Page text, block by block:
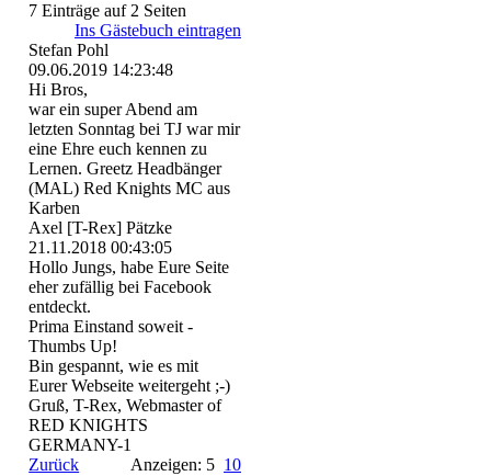
7 Einträge auf 2 Seiten
Ins Gästebuch eintragen
Stefan Pohl
09.06.2019 14:23:48
Hi Bros,
war ein super Abend am
letzten Sonntag bei TJ war mir
eine Ehre euch kennen zu
Lernen. Greetz Headbänger
(MAL) Red Knights MC aus
Karben
Axel [T-Rex] Pätzke
21.11.2018 00:43:05
Hollo Jungs, habe Eure Seite
eher zufällig bei Facebook
entdeckt.
Prima Einstand soweit -
Thumbs Up!
Bin gespannt, wie es mit
Eurer Webseite weitergeht ;-)
Gruß, T-Rex, Webmaster of
RED KNIGHTS
GERMANY-1
Zurück
Anzeigen: 5 10